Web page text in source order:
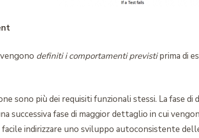
definiti i comportamenti previstiprima di
sono più dei requisiti funzionali stessi. La fase di
successiva fase di maggior dettaglio in cui
indirizzare uno sviluppo autoconsistente